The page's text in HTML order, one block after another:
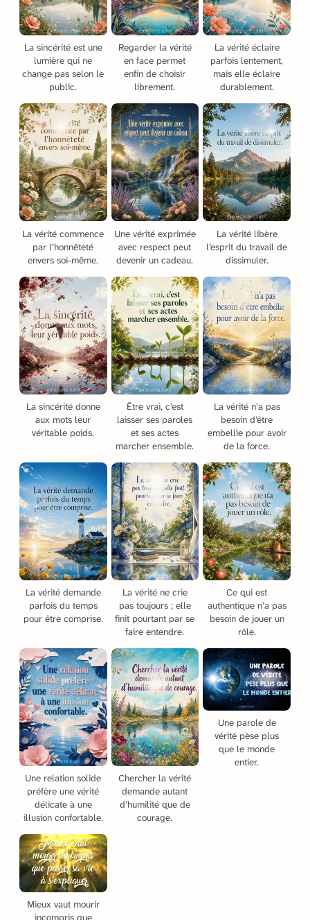
La sincérité est une
lumière qui ne
change pas selon le
public.
Regarder la vérité
en face permet
enfin de choisir
librement.
La vérité éclaire
parfois lentement,
mais elle éclaire
durablement.
La vérité commence
par l’honnêteté
envers soi-même.
Une vérité exprimée
avec respect peut
devenir un cadeau.
La vérité libère
l’esprit du travail de
dissimuler.
La sincérité donne
aux mots leur
véritable poids.
Être vrai, c’est
laisser ses paroles
et ses actes
marcher ensemble.
La vérité n’a pas
besoin d’être
embellie pour avoir
de la force.
La vérité demande
parfois du temps
pour être comprise.
La vérité ne crie
pas toujours ; elle
finit pourtant par se
faire entendre.
Ce qui est
authentique n’a pas
besoin de jouer un
rôle.
Une relation solide
préfère une vérité
délicate à une
illusion confortable.
Chercher la vérité
demande autant
d’humilité que de
courage.
Une parole de
vérité pèse plus
que le monde
entier.
Mieux vaut mourir